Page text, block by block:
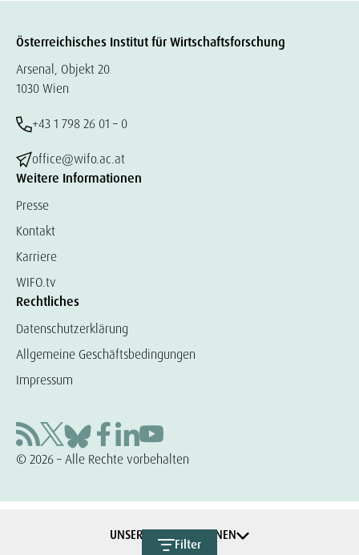
Filter
Österreichisches Institut für Wirtschaftsforschung
Arsenal, Objekt 20
1030 Wien
+43 1 798 26 01 – 0
office@wifo.ac.at
Weitere Informationen
Presse
Kontakt
Karriere
WIFO.tv
Rechtliches
Datenschutzerklärung
Allgemeine Geschäftsbedingungen
Impressum
© 2026 – Alle Rechte vorbehalten
UNSERE KOOPERATIONEN